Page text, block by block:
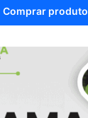
Comprar produto